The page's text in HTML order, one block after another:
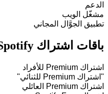
الدعم
مشغّل الويب
تطبيق الجوَّال المجاني
باقات اشتراك Spotify
اشتراك Premium للأفراد
"اشتراك Premium للثنائي"
اشتراك Premium العائلي